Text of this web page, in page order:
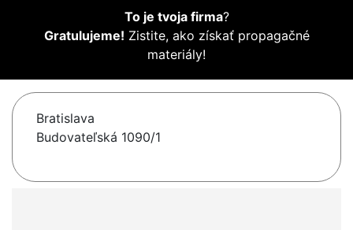
To je tvoja firma?
Gratulujeme! Zistite, ako získať propagačné
materiály!
Bratislava
Budovateľská 1090/1